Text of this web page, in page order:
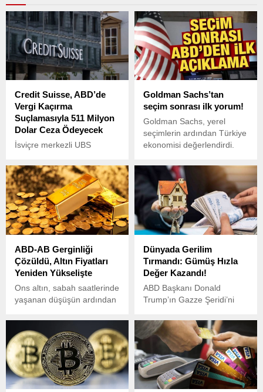
Credit Suisse, ABD’de
Vergi Kaçırma
Suçlamasıyla 511 Milyon
Dolar Ceza Ödeyecek
İsviçre merkezli UBS
bünyesine kattığı Credit
Suisse’in, ABD Adalet
Bakanlığı ile yaptığı
uzlaşma sonucunda 511
milyon dolar ceza ödemeyi
kabul ettiğini duyurdu.
Goldman Sachs’tan
seçim sonrası ilk yorum!
Goldman Sachs, yerel
seçimlerin ardından Türkiye
ekonomisi değerlendirdi.
dönemde Türk Lirası için
olumlu bir performans
beklendiği ifade edildi.
ABD-AB Gerginliği
Çözüldü, Altın Fiyatları
Yeniden Yükselişte
Ons altın, sabah saatlerinde
yaşanan düşüşün ardından
göstererek yeniden yükseliş
trendine girdi.
Dünyada Gerilim
Tırmandı: Gümüş Hızla
Değer Kazandı!
ABD Başkanı Donald
Trump’ın Gazze Şeridi’ni
yaptığı açıklamalar sonrası
tırmanan jeopolitik gerilim,
altın ve gümüş gibi değerli
metallerin fiyatlarını
yükseltti.